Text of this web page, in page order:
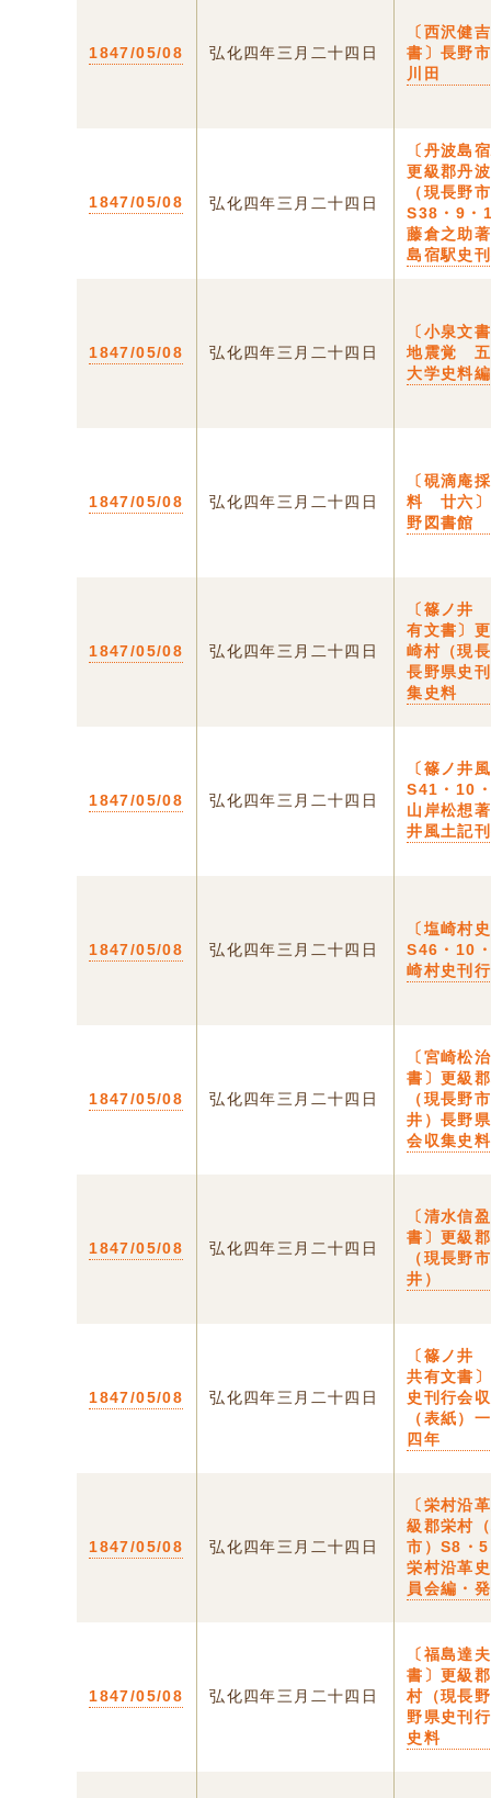
1847/05/08 弘化四年三月二十四日
〔西沢健
書〕長野
川田
1847/05/08 弘化四年三月二十四日
〔丹波島
更級郡丹
（現長野
S38・9
藤倉之助
島宿駅史
1847/05/08 弘化四年三月二十四日
〔小泉文
地震覚 五
大学史料
1847/05/08 弘化四年三月二十四日
〔硯滴庵
料 廿六〕
野図書館
1847/05/08 弘化四年三月二十四日
〔篠ノ井
有文書〕
崎村（現
長野県史
集史料
1847/05/08 弘化四年三月二十四日
〔篠ノ井
S41・10
山岸松想
井風土記
1847/05/08 弘化四年三月二十四日
〔塩崎村
S46・10
崎村史刊
1847/05/08 弘化四年三月二十四日
〔宮崎松
書〕更級
（現長野
井）長野
会収集史料
1847/05/08 弘化四年三月二十四日
〔清水信
書〕更級
（現長野
井）
1847/05/08 弘化四年三月二十四日
〔篠ノ井
共有文書
史刊行会
（表紙）
四年
1847/05/08 弘化四年三月二十四日
〔栄村沿
級郡栄村
市）S8
栄村沿革
員会編・
1847/05/08 弘化四年三月二十四日
〔福島達
書〕更級
村（現長
野県史刊
史料